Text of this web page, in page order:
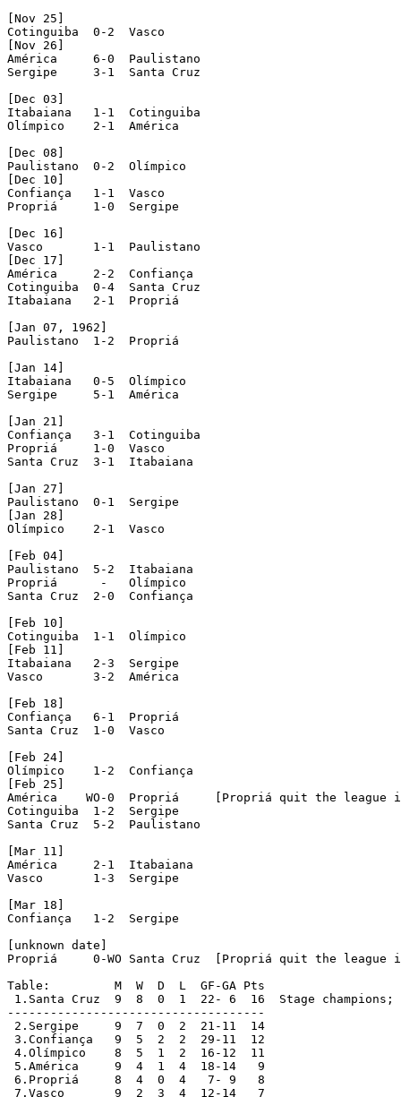
[Nov 25]
Cotinguiba  0-2  Vasco
[Nov 26]
América     6-0  Paulistano
Sergipe     3-1  Santa Cruz
[Dec 03]
Itabaiana   1-1  Cotinguiba
Olímpico    2-1  América
[Dec 08]
Paulistano  0-2  Olímpico
[Dec 10]
Confiança   1-1  Vasco
Propriá     1-0  Sergipe
[Dec 16]
Vasco       1-1  Paulistano
[Dec 17]
América     2-2  Confiança
Cotinguiba  0-4  Santa Cruz
Itabaiana   2-1  Propriá
[Jan 07, 1962]
Paulistano  1-2  Propriá
[Jan 14]
Itabaiana   0-5  Olímpico
Sergipe     5-1  América
[Jan 21]
Confiança   3-1  Cotinguiba
Propriá     1-0  Vasco
Santa Cruz  3-1  Itabaiana
[Jan 27]
Paulistano  0-1  Sergipe
[Jan 28]
Olímpico    2-1  Vasco
[Feb 04]
Paulistano  5-2  Itabaiana
Propriá      -   Olímpico
Santa Cruz  2-0  Confiança
[Feb 10]
Cotinguiba  1-1  Olímpico
[Feb 11]
Itabaiana   2-3  Sergipe
Vasco       3-2  América
[Feb 18]
Confiança   6-1  Propriá
Santa Cruz  1-0  Vasco
[Feb 24]
Olímpico    1-2  Confiança
[Feb 25]
América    WO-0  Propriá     [Propriá quit the league
Cotinguiba  1-2  Sergipe
Santa Cruz  5-2  Paulistano
[Mar 11]
América     2-1  Itabaiana
Vasco       1-3  Sergipe
[Mar 18]
Confiança   1-2  Sergipe
[unknown date]
Propriá     0-WO Santa Cruz  [Propriá quit the
Table:         M  W  D  L  GF-GA Pts
1.Santa Cruz  9  8  0  1  22- 6  16  Stage
------------------------------------
2.Sergipe     9  7  0  2  21-11  14
3.Confiança   9  5  2  2  29-11  12
4.Olímpico    8  5  1  2  16-12  11
5.América     9  4  1  4  18-14   9
6.Propriá     8  4  0  4   7- 9   8
7.Vasco       9  2  3  4  12-14   7